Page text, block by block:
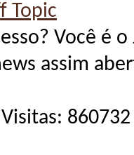
Topic
Você é
assim
860732